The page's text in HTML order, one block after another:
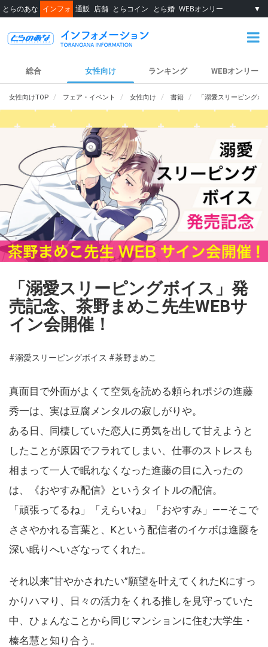
とらのあな インフォ 通販 店舗 とらコイン とら婚 WEBオンリー ▼
総合 女性向け ランキング WEBオンリー
女性向けTOP フェア・イベント 女性向け 書籍 「溺愛スリーピング
「溺愛スリーピングボイス」発
売記念、茶野まめこ先生WEBサ
イン会開催！
#溺愛スリーピングボイス #茶野まめこ
真面目で外面がよくて空気を読める頼られポジの進藤
秀一は、実は豆腐メンタルの寂しがりや。
ある日、同棲していた恋人に勇気を出して甘えようと
したことが原因でフラれてしまい、仕事のストレスも
相まって一人で眠れなくなった進藤の目に入ったの
は、《おやすみ配信》というタイトルの配信。
「頑張ってるね」「えらいね」「おやすみ」――そこで
ささやかれる言葉と、Kという配信者のイケボは進藤を
深い眠りへいざなってくれた。
それ以来“甘やかされたい”願望を叶えてくれたKにすっ
かりハマり、日々の活力をくれる推しを見守っていた
中、ひょんなことから同じマンションに住む大学生・
榛名慧と知り合う。